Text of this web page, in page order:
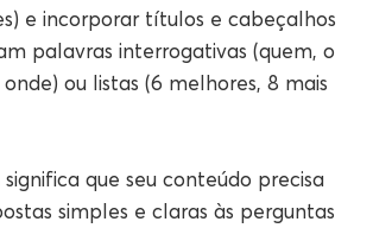
e incorporar títulos e cabeçalhos
palavras interrogativas (quem, o
ou listas (6 melhores, 8 mais
que seu conteúdo precisa
simples e claras às perguntas